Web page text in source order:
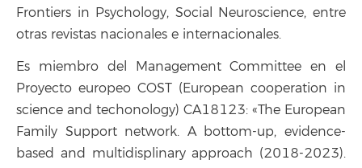
Frontiers in Psychology, Social Neuroscience, entre
otras revistas nacionales e internacionales.
Es miembro del Management Committee en el
Proyecto europeo COST (European cooperation in
science and techonology) CA18123: «The European
Family Support network. A bottom-up, evidence-
based and multidisplinary approach (2018-2023).